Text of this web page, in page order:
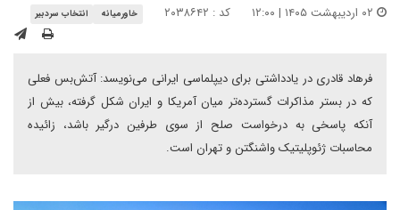
کد : ۲۰۳۸۶۴۲ خاورمیانه انتخاب سردبیر
فرهاد قادری در یادداشتی برای دیپلماسی ایرانی می‌نویسد: آتش‌بس فعلی
که در بستر مذاکرات گسترده‌تر میان آمریکا و ایران شکل گرفته، بیش از
آنکه پاسخی به درخواست صلح از سوی طرفین درگیر باشد، زائیده
محاسبات ژئوپلیتیک واشنگتن و تهران است.